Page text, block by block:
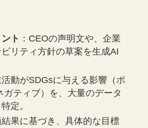
ト ：CEOの声明文や、企業
リティ方針の草案を生成AI
活動がSDGsに与える影響（ポ
ガティブ）を、大量のデータ
定。
結果に基づき、具体的な目標